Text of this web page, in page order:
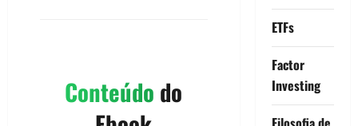
Conteúdo do
ETFs
Factor
Investing